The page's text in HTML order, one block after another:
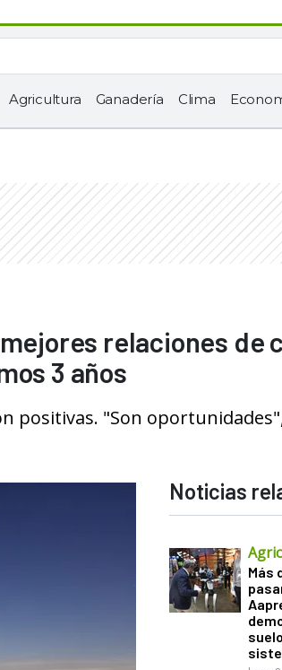
Agricultura Ganadería Clima
relaciones de
3 años
positivas. "Son
Noticias
Más